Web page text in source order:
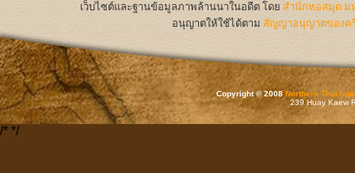
เว็บไซต์และฐานข้อมูลภาพล้านนาในอดีต โดย สำนักหอสมุด ม
อนุญาตให้ใช้ได้ตาม สัญญาอนุญาตของค
Copyright © 2008Northern Thai
239 Huay Kaew
/* */